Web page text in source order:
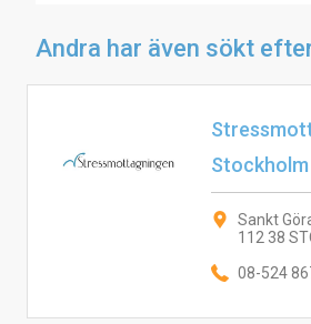
Andra har även sökt
Stockholm
Sankt
112 38
08-524